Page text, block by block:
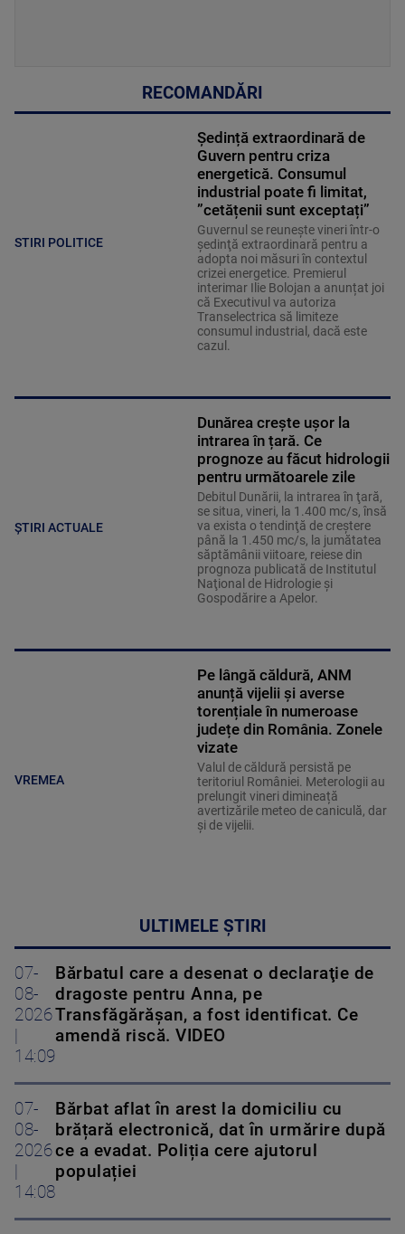
RECOMANDĂRI
STIRI POLITICE
Ședință extraordinară de
Guvern pentru criza
energetică. Consumul
industrial poate fi limitat,
”cetățenii sunt exceptați”
Guvernul se reuneşte vineri într-o
şedinţă extraordinară pentru a
adopta noi măsuri în contextul
crizei energetice. Premierul
interimar Ilie Bolojan a anunțat joi
că Executivul va autoriza
Transelectrica să limiteze
consumul industrial, dacă este
cazul.
ȘTIRI ACTUALE
Dunărea crește ușor la
intrarea în țară. Ce
prognoze au făcut hidrologii
pentru următoarele zile
Debitul Dunării, la intrarea în ţară,
se situa, vineri, la 1.400 mc/s, însă
va exista o tendinţă de creştere
până la 1.450 mc/s, la jumătatea
săptămânii viitoare, reiese din
prognoza publicată de Institutul
Naţional de Hidrologie şi
Gospodărire a Apelor.
VREMEA
Pe lângă căldură, ANM
anunță vijelii și averse
torențiale în numeroase
județe din România. Zonele
vizate
Valul de căldură persistă pe
teritoriul României. Meterologii au
prelungit vineri dimineață
avertizările meteo de caniculă, dar
și de vijelii.
ULTIMELE ȘTIRI
07-
08-
2026
14:09
Bărbatul care a desenat o declaraţie de
dragoste pentru Anna, pe
Transfăgărăşan, a fost identificat. Ce
amendă riscă. VIDEO
07-
08-
2026
14:08
Bărbat aflat în arest la domiciliu cu
brățară electronică, dat în urmărire după
ce a evadat. Poliția cere ajutorul
populației